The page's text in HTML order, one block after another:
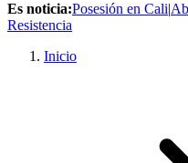
Es noticia:Posesión en Cali|
Resistencia
Inicio